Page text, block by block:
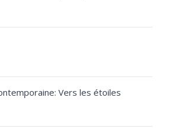
Vers les étoiles